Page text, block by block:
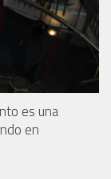
es una
en